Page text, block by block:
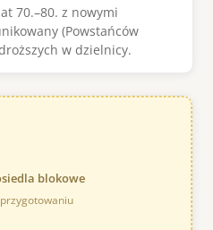
70.–80. z nowymi
(Powstańców
w dzielnicy.
blokowe